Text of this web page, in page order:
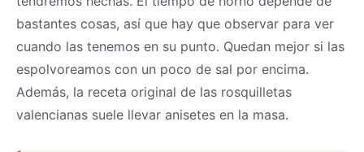
bastantes cosas, así que hay que observar para ver
cuando las tenemos en su punto. Quedan mejor si las
espolvoreamos con un poco de sal por encima.
Además, la receta original de las rosquilletas
valencianas suele llevar anisetes en la masa.